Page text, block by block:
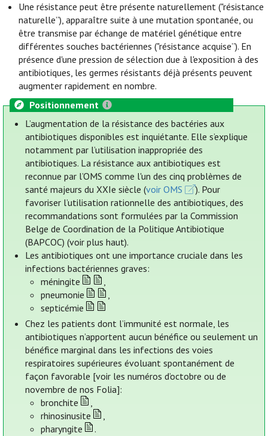
Une résistance peut être présente naturellement ("résistance
naturelle”), apparaître suite à une mutation spontanée, ou
être transmise par échange de matériel génétique entre
différentes souches bactériennes ("résistance acquise”). En
présence d'une pression de sélection due à l'exposition à des
antibiotiques, les germes résistants déjà présents peuvent
augmenter rapidement en nombre.
Positionnement
L’augmentation de la résistance des bactéries aux
antibiotiques disponibles est inquiétante. Elle s’explique
notamment par l’utilisation inappropriée des
antibiotiques. La résistance aux antibiotiques est
reconnue par l’OMS comme l'un des cinq problèmes de
santé majeurs du XXIe siècle (voir OMS
). Pour
favoriser l’utilisation rationnelle des antibiotiques, des
recommandations sont formulées par la Commission
Belge de Coordination de la Politique Antibiotique
(BAPCOC) (voir plus haut).
Les antibiotiques ont une importance cruciale dans les
infections bactériennes graves:
méningite
,
pneumonie
,
septicémie
Chez les patients dont l’immunité est normale, les
antibiotiques n’apportent aucun bénéfice ou seulement un
bénéfice marginal dans les infections des voies
respiratoires supérieures évoluant spontanément de
façon favorable [voir les numéros d’octobre ou de
novembre de nos Folia]:
bronchite
,
rhinosinusite
,
pharyngite
.